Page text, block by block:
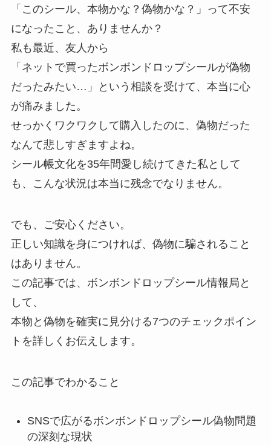
「このシール、本物かな？偽物かな？」って不安
になったこと、ありませんか？
私も最近、友人から
「ネットで買ったボンボンドロップシールが偽物
だったみたい…」という相談を受けて、本当に心
が痛みました。
せっかくワクワクして購入したのに、偽物だった
なんて悲しすぎますよね。
シール帳文化を35年間愛し続けてきた私として
も、こんな状況は本当に残念でなりません。
でも、ご安心ください。
正しい知識を身につければ、偽物に騙されること
はありません。
この記事では、ボンボンドロップシール情報局と
して、
本物と偽物を確実に見分ける7つのチェックポイン
トを詳しくお伝えします。
この記事でわかること
SNSで広がるボンボンドロップシール偽物問題
の深刻な現状